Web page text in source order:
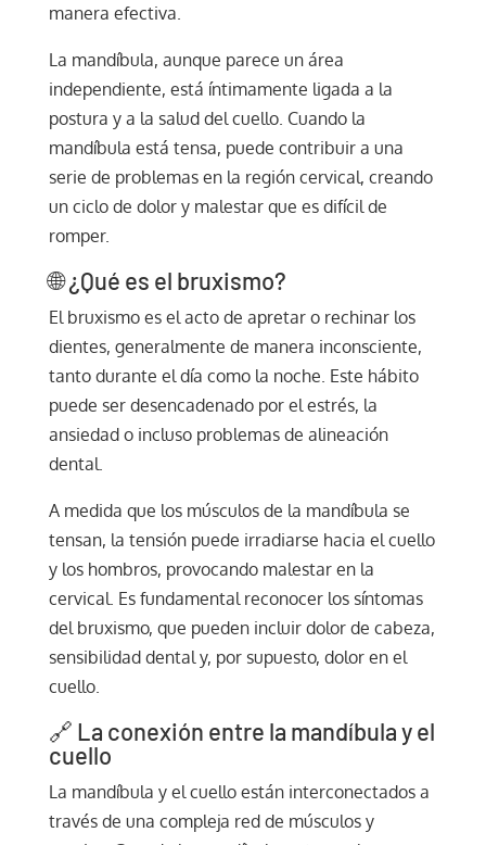
manera efectiva.
La mandíbula, aunque parece un área
independiente, está íntimamente ligada a la
postura y a la salud del cuello. Cuando la
mandíbula está tensa, puede contribuir a una
serie de problemas en la región cervical, creando
un ciclo de dolor y malestar que es difícil de
romper.
🌐 ¿Qué es el bruxismo?
El bruxismo es el acto de apretar o rechinar los
dientes, generalmente de manera inconsciente,
tanto durante el día como la noche. Este hábito
puede ser desencadenado por el estrés, la
ansiedad o incluso problemas de alineación
dental.
A medida que los músculos de la mandíbula se
tensan, la tensión puede irradiarse hacia el cuello
y los hombros, provocando malestar en la
cervical. Es fundamental reconocer los síntomas
del bruxismo, que pueden incluir dolor de cabeza,
sensibilidad dental y, por supuesto, dolor en el
cuello.
🔗 La conexión entre la mandíbula y el
cuello
La mandíbula y el cuello están interconectados a
través de una compleja red de músculos y